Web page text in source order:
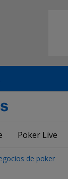
Poker Live
de poker